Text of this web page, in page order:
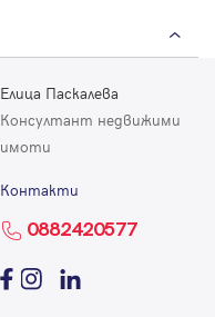
Елица Паскалева
Консултант недвижими
имоти
Контакти
0882420577